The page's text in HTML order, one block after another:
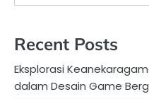
Recent Posts
Eksplorasi
dalam Desain Game